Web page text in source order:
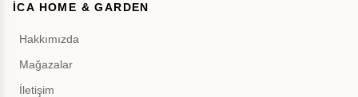
İCA HOME & GARDEN
Hakkımızda
Mağazalar
İletişim